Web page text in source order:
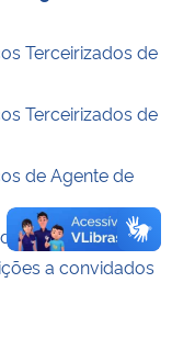
Terceirizados de
Terceirizados de
de Agente de
contratos.
a convidados